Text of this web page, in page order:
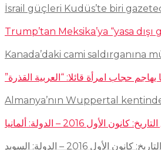
İsrail güçleri Kudüs’te biri
Trump’tan Meksika’ya “yasa dışı
Kanada’daki cami saldırganına
حجاب امرأة قائلا: “العربية القذرة”
Almanya’nın Wuppertal
– الدولة: ألمانيا
2016 – الدولة: السويد